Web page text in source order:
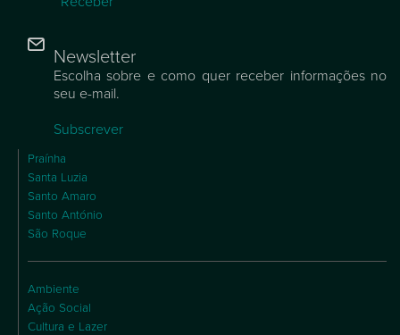
Newsletter
Escolha sobre e como quer receber informações no
seu e-mail.
Subscrever
Praínha
Santa Luzia
Santo Amaro
Santo António
São Roque
Ambiente
Ação Social
Cultura e Lazer